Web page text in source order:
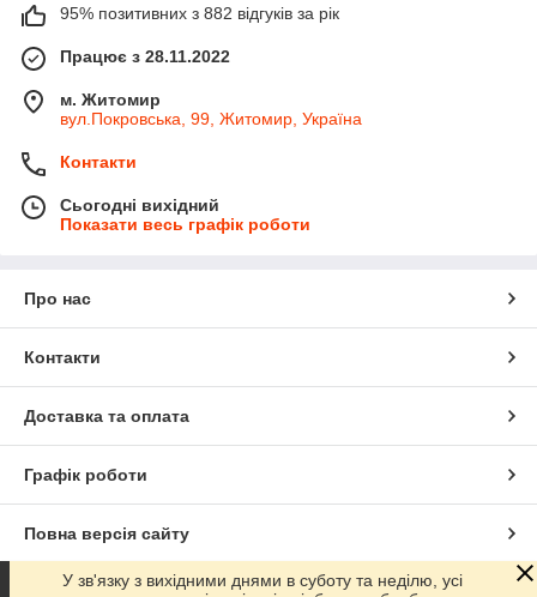
95% позитивних з 882 відгуків за рік
Працює з 28.11.2022
м. Житомир
вул.Покровська, 99, Житомир, Україна
Контакти
Сьогодні вихідний
Показати весь графік роботи
Про нас
Контакти
Доставка та оплата
Графік роботи
Повна версія сайту
Сайт створено на маркетплейсі Prom.ua
У зв'язку з вихідними днями в суботу та неділю, усі